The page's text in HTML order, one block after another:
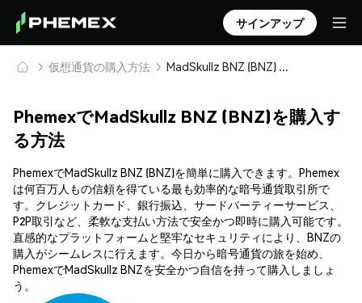
サインアップ
仮想通貨の購入方法 MadSkullz BNZ (BNZ) を安全に購入・保管
PhemexでMadSkullz BNZ (BNZ)を購入す
る方法
PhemexでMadSkullz BNZ (BNZ)を簡単に購入できます。Phemex
は何百万人もの信頼を得ている最も効率的な暗号通貨取引所で
す。クレジットカード、銀行振込、サードパーティーサービス、
P2P取引など、柔軟な支払い方法で安全かつ即時に購入可能です。
直感的なプラットフォームと堅牢なセキュリティにより、BNZの
購入がシームレスに行えます。今日から暗号通貨の旅を始め、
PhemexでMadSkullz BNZを安全かつ自信を持って購入しましょ
う。